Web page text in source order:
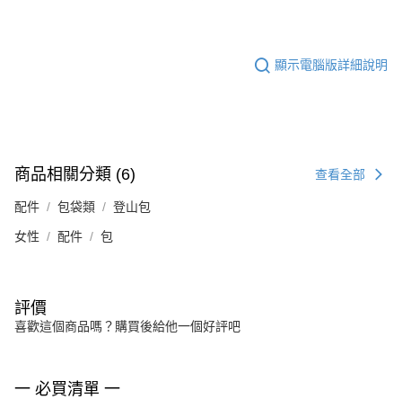
顯示電腦版詳細說明
商品相關分類 (6) 查看全部
配件 包袋類 登山包
女性 配件 包
評價
喜歡這個商品嗎？購買後給他一個好評吧
一 必買清單 一